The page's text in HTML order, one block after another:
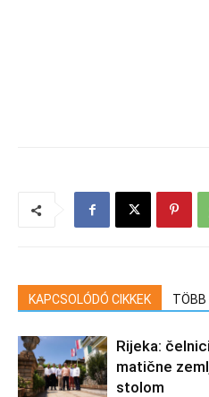
KAPCSOLÓDÓ CIKKEK TÖBB
Rijeka:
matične
stolom